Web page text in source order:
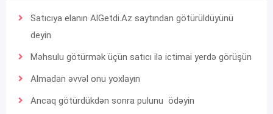
Satıcıya elanın AlGetdi.Az saytından götürüldüyünü
deyin
Məhsulu götürmək üçün satıcı ilə ictimai yerdə görüşün
Almadan əvvəl onu yoxlayın
Ancaq götürdükdən sonra pulunu ödəyin